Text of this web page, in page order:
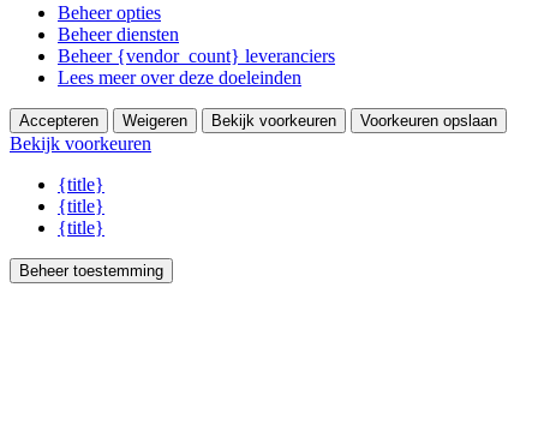
Beheer opties
Beheer diensten
Beheer {vendor_count} leveranciers
Lees meer over deze doeleinden
Accepteren Weigeren Bekijk voorkeuren Voorkeuren opslaan
Bekijk voorkeuren
{title}
{title}
{title}
Beheer toestemming